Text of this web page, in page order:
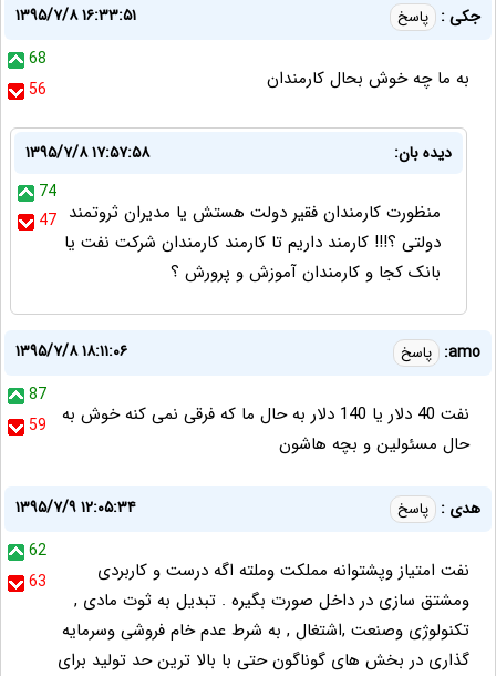
جکی : پاسخ
۱۳۹۵/۷/۸ ۱۶:۳۳:۵۱
68
56
به ما چه خوش بحال کارمندان
دیده بان:
۱۳۹۵/۷/۸ ۱۷:۵۷:۵۸
74
47 منظورت کارمندان فقیر دولت هستش یا مدیران ثروتمند
دولتی ؟!!! کارمند داریم تا کارمند کارمندان شرکت نفت یا
بانک کجا و کارمندان آموزش و پرورش ؟
amo: پاسخ
۱۳۹۵/۷/۸ ۱۸:۱۱:۰۶
87
59
نفت 40 دلار یا 140 دلار به حال ما که فرقی نمی کنه خوش به
حال مسئولین و بچه هاشون
هدی : پاسخ
۱۳۹۵/۷/۹ ۱۲:۰۵:۳۴
62
63
نفت امتیاز وپشتوانه مملکت وملته اگه درست و کاربردی
ومشتق سازی در داخل صورت بگیره . تبدیل به ثوت مادی ,
تکنولوژی وصنعت ,اشتغال , به شرط عدم خام فروشی وسرمایه
گذاری در بخش های گوناگون حتی با بالا ترین حد تولید برای